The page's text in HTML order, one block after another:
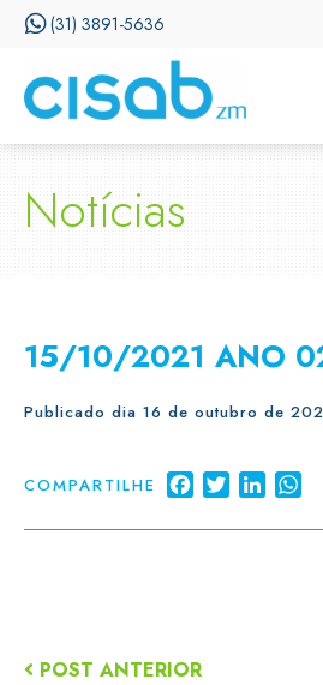
(31) 3891-5636
Notícias
15/10/2021 ANO
Publicado dia 16 de outubro de
COMPARTILHE FacebookTwitterLinkedIn
POST ANTERIOR
CISSA